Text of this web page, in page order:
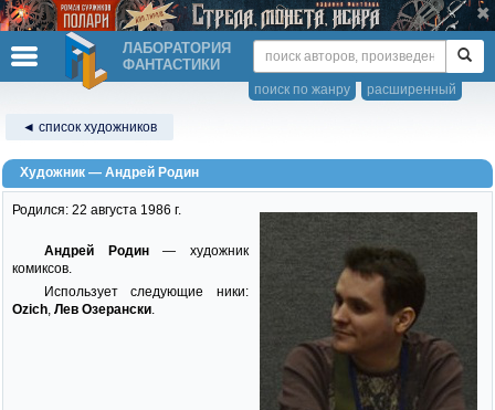
ЛАБОРАТОРИЯ
ФАНТАСТИКИ
расширенный
поиск по жанру
◄ список художников
Художник — Андрей Родин
Родился: 22 августа 1986 г.
Андрей Родин— художник
комиксов.
Использует следующие ники:
Ozich, Лев Озерански.